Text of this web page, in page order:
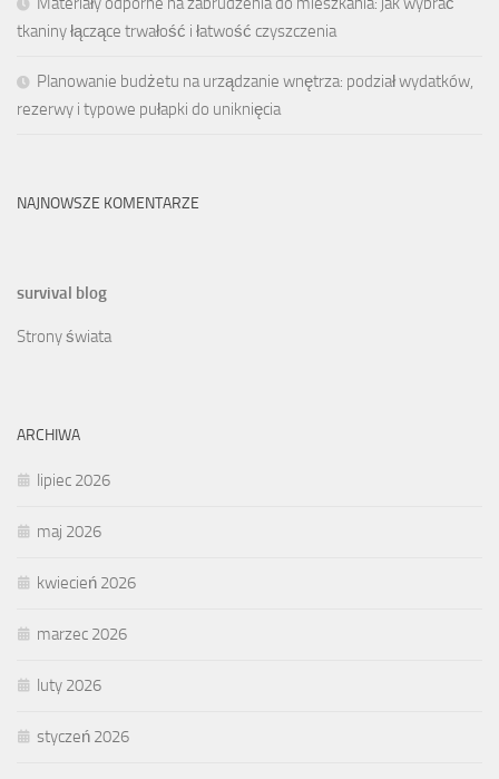
tkaniny łączące trwałość i łatwość czyszczenia
Planowanie budżetu na urządzanie wnętrza: podział wydatków,
rezerwy i typowe pułapki do uniknięcia
NAJNOWSZE KOMENTARZE
survival blog
Strony świata
ARCHIWA
lipiec 2026
maj 2026
kwiecień 2026
marzec 2026
luty 2026
styczeń 2026